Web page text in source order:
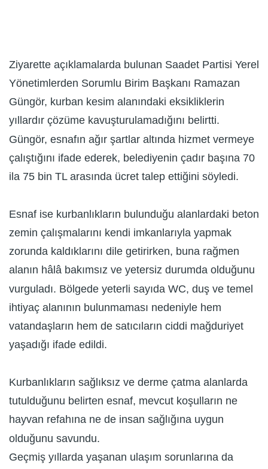
Ziyarette açıklamalarda bulunan Saadet Partisi Yerel
Yönetimlerden Sorumlu Birim Başkanı Ramazan
Güngör, kurban kesim alanındaki eksikliklerin
yıllardır çözüme kavuşturulamadığını belirtti.
Güngör, esnafın ağır şartlar altında hizmet vermeye
çalıştığını ifade ederek, belediyenin çadır başına 70
ila 75 bin TL arasında ücret talep ettiğini söyledi.
Esnaf ise kurbanlıkların bulunduğu alanlardaki beton
zemin çalışmalarını kendi imkanlarıyla yapmak
zorunda kaldıklarını dile getirirken, buna rağmen
alanın hâlâ bakımsız ve yetersiz durumda olduğunu
vurguladı. Bölgede yeterli sayıda WC, duş ve temel
ihtiyaç alanının bulunmaması nedeniyle hem
vatandaşların hem de satıcıların ciddi mağduriyet
yaşadığı ifade edildi.
Kurbanlıkların sağlıksız ve derme çatma alanlarda
tutulduğunu belirten esnaf, mevcut koşulların ne
hayvan refahına ne de insan sağlığına uygun
olduğunu savundu.
Geçmiş yıllarda yaşanan ulaşım sorunlarına da